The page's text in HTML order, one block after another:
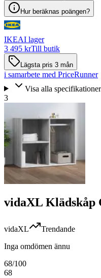
Hur beräknas poängen?
IKEAI lager
3 495 krTill butik
Lägsta pris 3 mån
i samarbete med PriceRunner
Visa alla specifikationer
3
vidaXL Klädskåp
vidaXL
Trendande
Inga omdömen ännu
68/100
68